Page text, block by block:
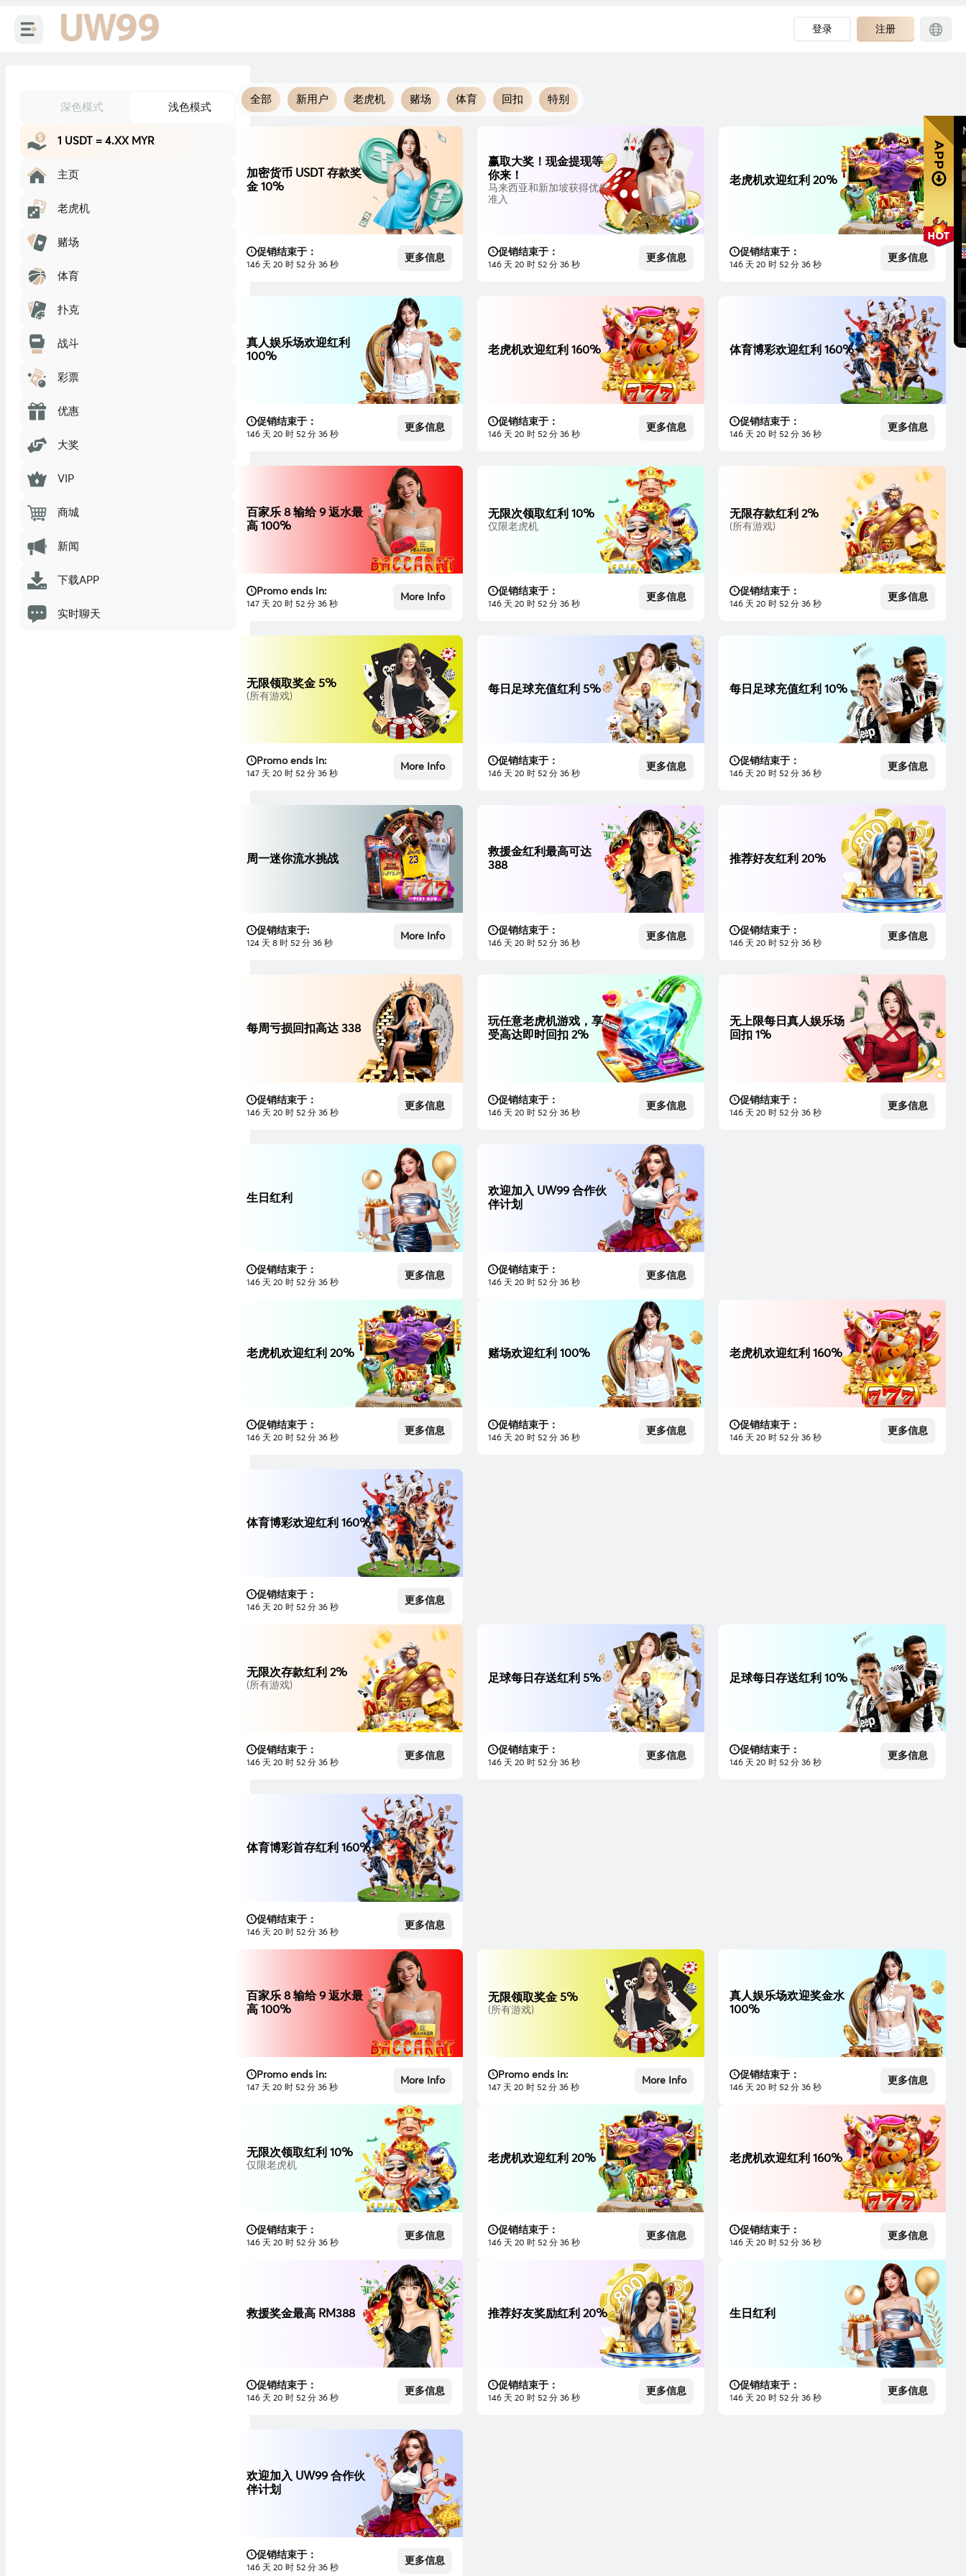
登录 注册
深色模式 浅色模式
1 USDT = 4.XX MYR
主页
老虎机
赌场
体育
扑克
战斗
彩票
优惠
大奖
VIP
商城
新闻
下载APP
实时聊天
全部 新用户 老虎机 赌场 体育 回扣 特别
加密货币 USDT 存款奖
金 10%
促销结束于：
146 天 20 时 52 分 35 秒
更多信息
赢取大奖！现金提现等
你来！
马来西亚和新加坡获得优先
准入
促销结束于：
146 天 20 时 52 分 35 秒
更多信息
老虎机欢迎红利 20%
促销结束于：
146 天 20 时 52 分 35 秒
更多信息
真人娱乐场欢迎红利
100%
促销结束于：
146 天 20 时 52 分 35 秒
更多信息
老虎机欢迎红利 160%
促销结束于：
146 天 20 时 52 分 35 秒
更多信息
体育博彩欢迎红利 160%
促销结束于：
146 天 20 时 52 分 35 秒
更多信息
百家乐 8 输给 9 返水最
高 100%
Promo ends in:
147 天 20 时 52 分 35 秒
More Info
无限次领取红利 10%
仅限老虎机
促销结束于：
146 天 20 时 52 分 35 秒
更多信息
无限存款红利 2%
(所有游戏)
促销结束于：
146 天 20 时 52 分 35 秒
更多信息
无限领取奖金 5%
(所有游戏)
Promo ends in:
147 天 20 时 52 分 35 秒
More Info
每日足球充值红利 5%
促销结束于：
146 天 20 时 52 分 35 秒
更多信息
每日足球充值红利 10%
促销结束于：
146 天 20 时 52 分 35 秒
更多信息
周一迷你流水挑战
促销结束于:
124 天 8 时 52 分 35 秒
More Info
救援金红利最高可达
388
促销结束于：
146 天 20 时 52 分 35 秒
更多信息
推荐好友红利 20%
促销结束于：
146 天 20 时 52 分 35 秒
更多信息
每周亏损回扣高达 338
促销结束于：
146 天 20 时 52 分 35 秒
更多信息
玩任意老虎机游戏，享
受高达即时回扣 2%
促销结束于：
146 天 20 时 52 分 35 秒
更多信息
无上限每日真人娱乐场
回扣 1%
促销结束于：
146 天 20 时 52 分 35 秒
更多信息
生日红利
促销结束于：
146 天 20 时 52 分 35 秒
更多信息
欢迎加入 UW99 合作伙
伴计划
促销结束于：
146 天 20 时 52 分 35 秒
更多信息
老虎机欢迎红利 20%
促销结束于：
146 天 20 时 52 分 35 秒
更多信息
赌场欢迎红利 100%
促销结束于：
146 天 20 时 52 分 35 秒
更多信息
老虎机欢迎红利 160%
促销结束于：
146 天 20 时 52 分 35 秒
更多信息
体育博彩欢迎红利 160%
促销结束于：
146 天 20 时 52 分 35 秒
更多信息
无限次存款红利 2%
(所有游戏)
促销结束于：
146 天 20 时 52 分 35 秒
更多信息
足球每日存送红利 5%
促销结束于：
146 天 20 时 52 分 35 秒
更多信息
足球每日存送红利 10%
促销结束于：
146 天 20 时 52 分 35 秒
更多信息
体育博彩首存红利 160%
促销结束于：
146 天 20 时 52 分 35 秒
更多信息
百家乐 8 输给 9 返水最
高 100%
Promo ends in:
147 天 20 时 52 分 35 秒
More Info
无限领取奖金 5%
(所有游戏)
Promo ends in:
147 天 20 时 52 分 35 秒
More Info
真人娱乐场欢迎奖金水
100%
促销结束于：
146 天 20 时 52 分 35 秒
更多信息
无限次领取红利 10%
仅限老虎机
促销结束于：
146 天 20 时 52 分 35 秒
更多信息
老虎机欢迎红利 20%
促销结束于：
146 天 20 时 52 分 35 秒
更多信息
老虎机欢迎红利 160%
促销结束于：
146 天 20 时 52 分 35 秒
更多信息
救援奖金最高 RM388
促销结束于：
146 天 20 时 52 分 35 秒
更多信息
推荐好友奖励红利 20%
促销结束于：
146 天 20 时 52 分 35 秒
更多信息
生日红利
促销结束于：
146 天 20 时 52 分 35 秒
更多信息
欢迎加入 UW99 合作伙
伴计划
促销结束于：
146 天 20 时 52 分 35 秒
更多信息